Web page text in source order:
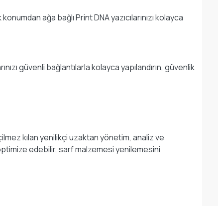
ağa bağlı Print DNA yazıcılarınızı kolayca
güvenli bağlantılarla kolayca yapılandırın, güvenlik
kılan yenilikçi uzaktan yönetim, analiz ve
edebilir, sarf malzemesi yenilemesini